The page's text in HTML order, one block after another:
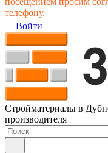
телефону.
Войти
Стройматериалы в
производителя